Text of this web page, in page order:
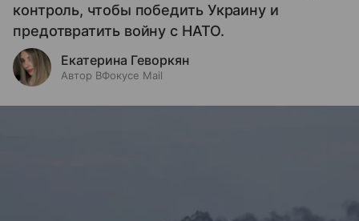
контроль, чтобы победить Украину и
предотвратить войну с НАТО.
Екатерина Геворкян
Автор ВФокусе Mail